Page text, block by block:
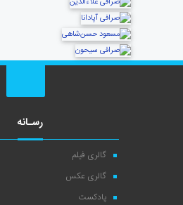
رسـانه
گالری فیلم
گالری عکس
پادکست